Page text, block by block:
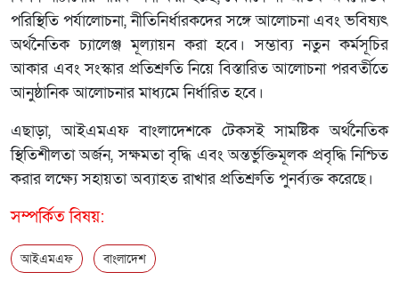
পরিস্থিতি পর্যালোচনা, নীতিনির্ধারকদের সঙ্গে আলোচনা এবং ভবিষ্যৎ
অর্থনৈতিক চ্যালেঞ্জ মূল্যায়ন করা হবে। সম্ভাব্য নতুন কর্মসূচির
আকার এবং সংস্কার প্রতিশ্রুতি নিয়ে বিস্তারিত আলোচনা পরবর্তীতে
আনুষ্ঠানিক আলোচনার মাধ্যমে নির্ধারিত হবে।
এছাড়া, আইএমএফ বাংলাদেশকে টেকসই সামষ্টিক অর্থনৈতিক
স্থিতিশীলতা অর্জন, সক্ষমতা বৃদ্ধি এবং অন্তর্ভুক্তিমূলক প্রবৃদ্ধি নিশ্চিত
করার লক্ষ্যে সহায়তা অব্যাহত রাখার প্রতিশ্রুতি পুনর্ব্যক্ত করেছে।
সম্পর্কিত বিষয়:
আইএমএফ বাংলাদেশ